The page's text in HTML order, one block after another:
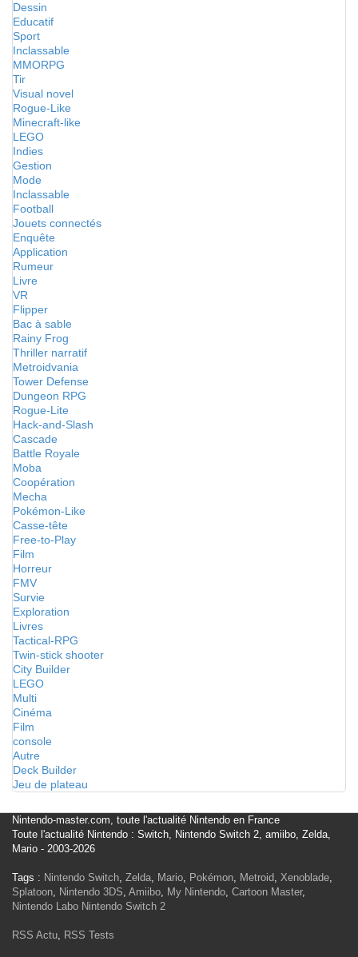
Dessin
Educatif
Sport
Inclassable
MMORPG
Tir
Visual novel
Rogue-Like
Minecraft-like
LEGO
Indies
Gestion
Mode
Inclassable
Football
Jouets connectés
Enquête
Application
Rumeur
Livre
VR
Flipper
Bac à sable
Rainy Frog
Thriller narratif
Metroidvania
Tower Defense
Dungeon RPG
Rogue-Lite
Hack-and-Slash
Cascade
Battle Royale
Moba
Coopération
Mecha
Pokémon-Like
Casse-tête
Free-to-Play
Film
Horreur
FMV
Survie
Exploration
Livres
Tactical-RPG
Twin-stick shooter
City Builder
LEGO
Multi
Cinéma
Film
console
Autre
Deck Builder
Jeu de plateau
Nintendo-master.com, toute l'actualité Nintendo en France
Toute l'actualité Nintendo : Switch, Nintendo Switch 2, amiibo, Zelda,
Mario - 2003-2026
Tags : Nintendo Switch, Zelda, Mario, Pokémon, Metroid, Xenoblade,
Splatoon, Nintendo 3DS, Amiibo, My Nintendo, Cartoon Master,
Nintendo Labo Nintendo Switch 2
RSS Actu, RSS Tests